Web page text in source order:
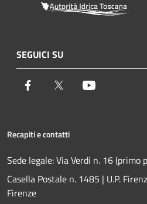
SEGUICI SU
Facebook Twitter
Recapiti e contatti
Sede legale: Via Verdi n. 16 (primo
Casella Postale n. 1485 | U.P.
Firenze